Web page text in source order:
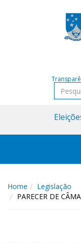
Home
Legislação
PARECER DE